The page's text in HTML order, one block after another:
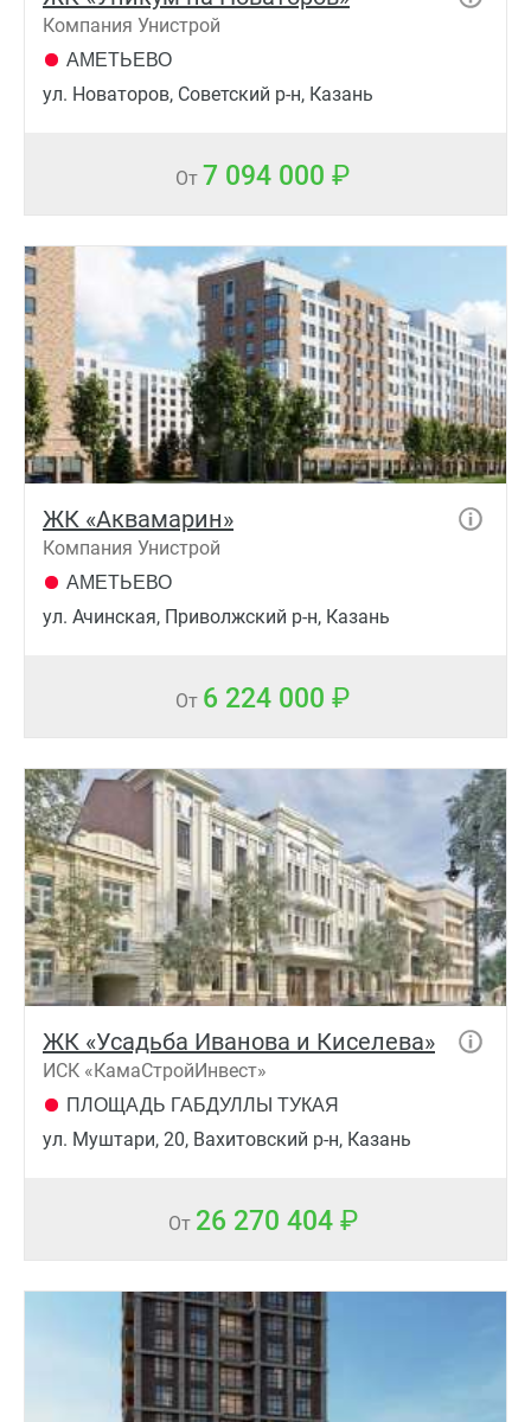
Компания Унистрой
АМЕТЬЕВО
ул. Новаторов, Советский р-н, Казань
От 7 094 000
ЖК «Аквамарин»
Компания Унистрой
АМЕТЬЕВО
ул. Ачинская, Приволжский р-н, Казань
От 6 224 000
ЖК «Усадьба Иванова и Киселева»
ИСК «КамаСтройИнвест»
ПЛОЩАДЬ ГАБДУЛЛЫ ТУКАЯ
ул. Муштари, 20, Вахитовский р-н, Казань
От 26 270 404